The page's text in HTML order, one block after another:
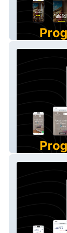
Villa Flavia
Vatican's